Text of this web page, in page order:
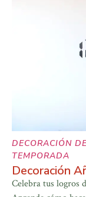
DECORACIÓN
TEMPORADA
Decoración
Celebra tus logros